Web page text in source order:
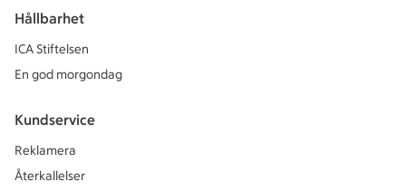
Hållbarhet
ICA Stiftelsen
En god morgondag
Kundservice
Reklamera
Återkallelser